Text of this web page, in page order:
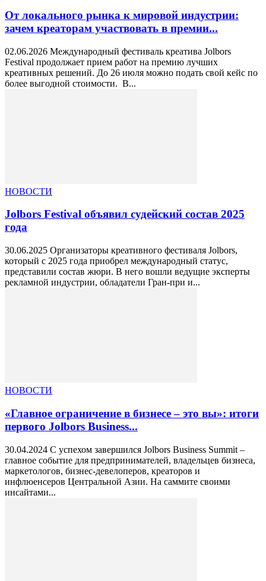
От локального рынка к мировой индустрии:
зачем креаторам участвовать в премии...
02.06.2026 Международный фестиваль креатива Jolbors
Festival продолжает прием работ на премию лучших
креативных решений. До 26 июля можно подать свой кейс по
более выгодной стоимости. В...
НОВОСТИ
Jolbors Festival объявил судейский состав 2025
года
30.06.2025 Организаторы креативного фестиваля Jolbors,
который с 2025 года приобрел международный статус,
представили состав жюри. В него вошли ведущие эксперты
рекламной индустрии, обладатели Гран-при и...
НОВОСТИ
«Главное ограничение в бизнесе – это вы»: итоги
первого Jolbors Business...
30.04.2024 С успехом завершился Jolbors Business Summit –
главное событие для предпринимателей, владельцев бизнеса,
маркетологов, бизнес-девелоперов, креаторов и
инфлюенсеров Центральной Азии. На саммите своими
инсайтами...